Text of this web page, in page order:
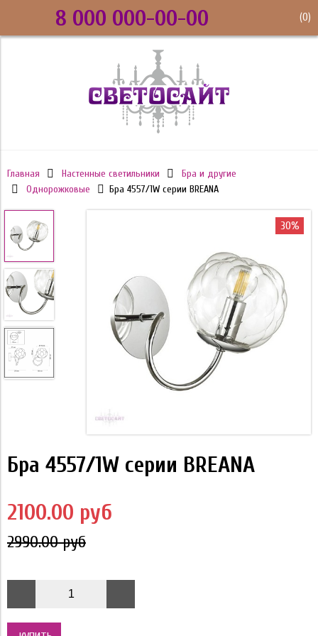
8 000 000-00-00 (0)
Главная Настенные светильники
Бра и другие
Однорожковые
Бра 4557/1W серии BREANA
30%
Бра 4557/1W серии BREANA
2100.00 руб
2990.00 руб